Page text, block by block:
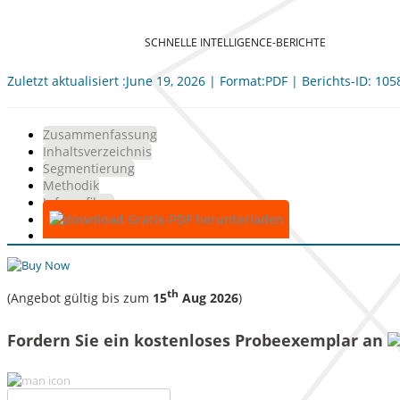
SCHNELLE INTELLIGENCE-BERICHTE
Zuletzt aktualisiert :June 19, 2026 | Format:PDF | Berichts-ID:
Zusammenfassung
Inhaltsverzeichnis
Segmentierung
Methodik
Infografiken
Gratis-PDF herunterladen
(Angebot gültig bis zum 15th Aug 2026)
Fordern Sie ein kostenloses Probeexemplar an